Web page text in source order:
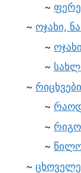
ოჯახი,
ოჯახი
რიცხვები